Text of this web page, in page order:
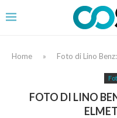
Home » Foto di Lino
FOTO DI LINO